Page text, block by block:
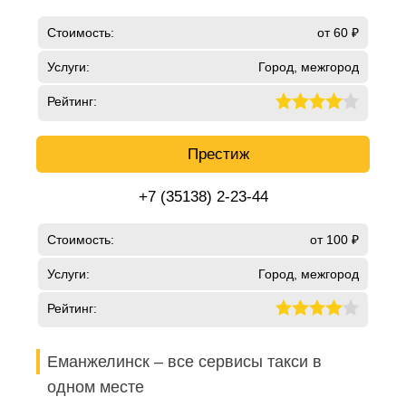
Стоимость: от 60 ₽
Услуги: Город, межгород
Рейтинг:
Престиж
+7 (35138) 2-23-44
Стоимость: от 100 ₽
Услуги: Город, межгород
Рейтинг:
Еманжелинск – все сервисы такси в
одном месте